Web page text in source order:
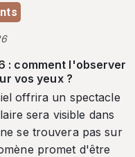
: comment l'observer
vos yeux ?
offrira un spectacle
sera visible dans
se trouvera pas sur
promet d'être